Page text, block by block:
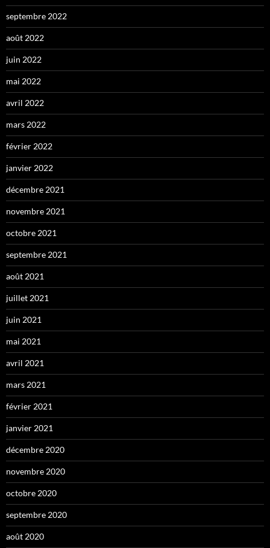
septembre 2022
août 2022
juin 2022
mai 2022
avril 2022
mars 2022
février 2022
janvier 2022
décembre 2021
novembre 2021
octobre 2021
septembre 2021
août 2021
juillet 2021
juin 2021
mai 2021
avril 2021
mars 2021
février 2021
janvier 2021
décembre 2020
novembre 2020
octobre 2020
septembre 2020
août 2020